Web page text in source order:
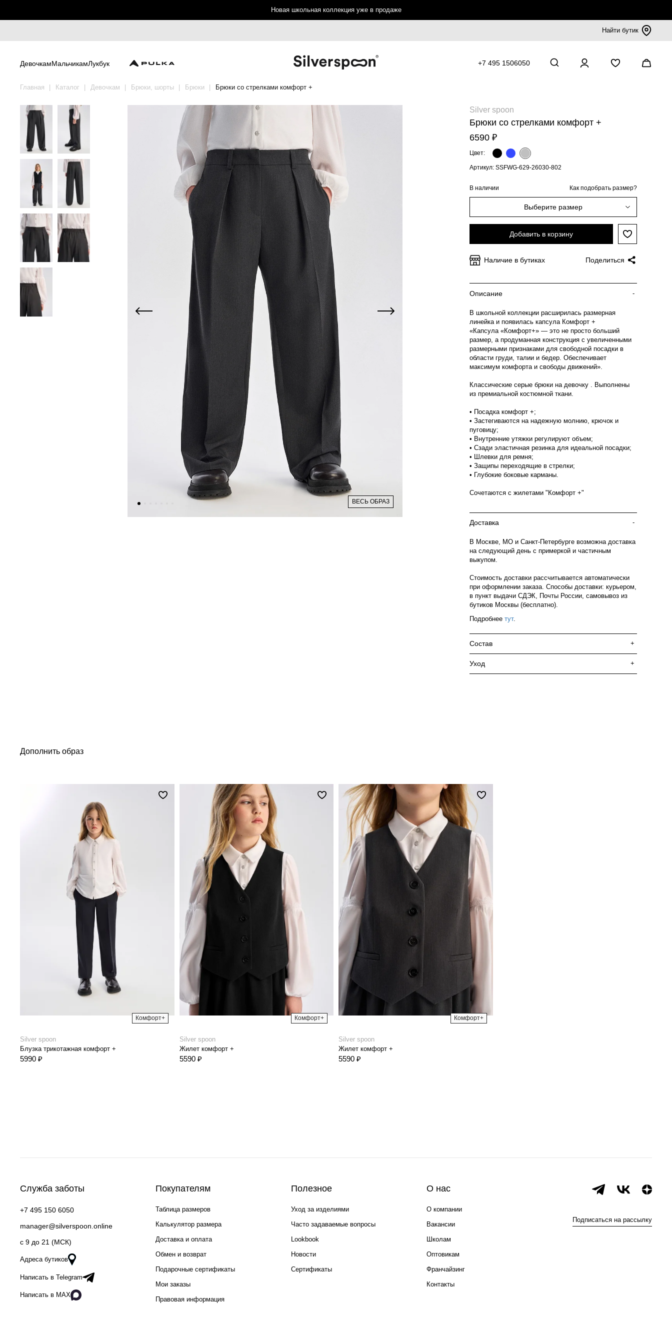
Новая школьная коллекция уже в продаже
Найти бутик
ДевочкамМальчикамЛукбук +7 495 1506050
Главная Каталог Девочкам Брюки, шорты Брюки Брюки со стрелками комфорт +
ВЕСЬ ОБРАЗ
Silver spoon
Брюки со стрелками комфорт +
6590 ₽
Цвет:
Артикул: SSFWG-629-26030-802
В наличии Как подобрать размер?
Выберите размер
Добавить в корзину
Наличие в бутиках Поделиться
Описание -
В школьной коллекции расширилась размерная
линейка и появилась капсула Комфорт +
«Капсула «Комфорт+» — это не просто больший
размер, а продуманная конструкция с увеличенными
размерными признаками для свободной посадки в
области груди, талии и бедер. Обеспечивает
максимум комфорта и свободы движений».
Классические серые брюки на девочку . Выполнены
из премиальной костюмной ткани.
• Посадка комфорт +;
• Застегиваются на надежную молнию, крючок и
пуговицу;
• Внутренние утяжки регулируют объем;
• Сзади эластичная резинка для идеальной посадки;
• Шлевки для ремня;
• Защипы переходящие в стрелки;
• Глубокие боковые карманы.
Сочетаются с жилетами "Комфорт +"
Доставка -
В Москве, МО и Санкт-Петербурге возможна доставка
на следующий день с примеркой и частичным
выкупом.
Стоимость доставки рассчитывается автоматически
при оформлении заказа. Способы доставки: курьером,
в пункт выдачи СДЭК, Почты России, самовывоз из
бутиков Москвы (бесплатно).
Подробнее тут.
Состав +
Уход +
Дополнить образ
Комфорт+
Silver spoon
Блузка трикотажная комфорт +
5990 ₽
Комфорт+
Silver spoon
Жилет комфорт +
5590 ₽
Комфорт+
Silver spoon
Жилет комфорт +
5590 ₽
Служба заботы
+7 495 150 6050
manager@silverspoon.online
c 9 до 21 (МСК)
Адреса бутиков
Написать в Telegram
Написать в MAX
Покупателям
Таблица размеров
Калькулятор размера
Доставка и оплата
Обмен и возврат
Подарочные сертификаты
Мои заказы
Правовая информация
Полезное
Уход за изделиями
Часто задаваемые вопросы
Lookbook
Новости
Сертификаты
О нас
О компании
Вакансии
Школам
Оптовикам
Франчайзинг
Контакты
Подписаться на рассылку